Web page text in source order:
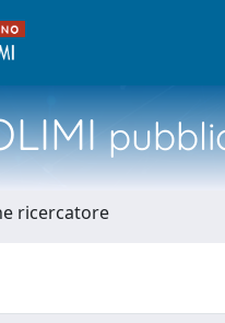
ricercatore